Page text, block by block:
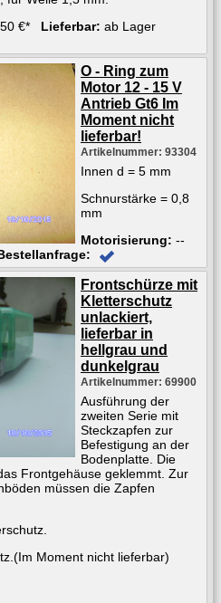
€* Lieferbar: ab Lager
O - Ring zum
Motor 12 - 15 V
Antrieb Gt6 Im
Moment nicht
lieferbar!
Artikelnummer: 93304
Innen d = 5 mm
Schnurstärke = 0,8
mm
Motorisierung: --
Frontschürze mit
Kletterschutz
unlackiert,
lieferbar in
hellgrau und
dunkelgrau
Artikelnummer: 69900
Ausführung der
zweiten Serie mit
Steckzapfen zur
Befestigung an der
Bodenplatte. Die
Frontgehäuse geklemmt. Zur
müssen die Zapfen
Moment nicht lieferbar)